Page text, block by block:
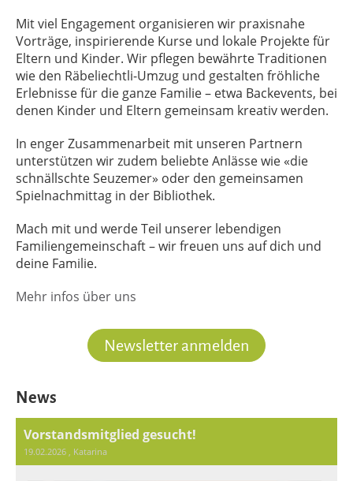
Mit viel Engagement organisieren wir praxisnahe
Vorträge, inspirierende Kurse und lokale Projekte für
Eltern und Kinder. Wir pflegen bewährte Traditionen
wie den Räbeliechtli-Umzug und gestalten fröhliche
Erlebnisse für die ganze Familie – etwa Backevents, bei
denen Kinder und Eltern gemeinsam kreativ werden.
In enger Zusammenarbeit mit unseren Partnern
unterstützen wir zudem beliebte Anlässe wie «die
schnällschte Seuzemer» oder den gemeinsamen
Spielnachmittag in der Bibliothek.
Mach mit und werde Teil unserer lebendigen
Familiengemeinschaft – wir freuen uns auf dich und
deine Familie.
Mehr infos über uns
Newsletter anmelden
News
Vorstandsmitglied gesucht!
19.02.2026 , Katarina